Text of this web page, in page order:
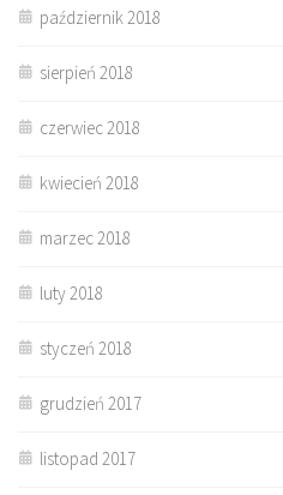
październik 2018
sierpień 2018
czerwiec 2018
kwiecień 2018
marzec 2018
luty 2018
styczeń 2018
grudzień 2017
listopad 2017